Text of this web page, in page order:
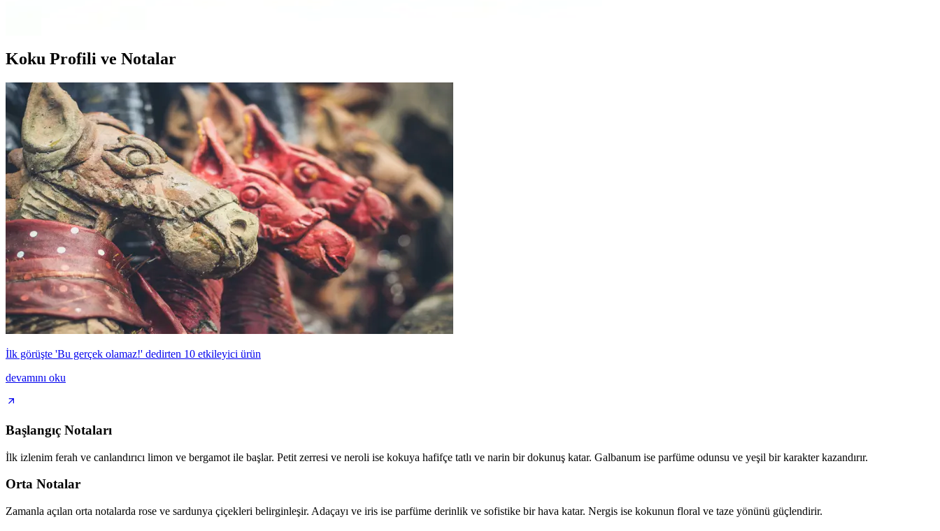
Koku Profili ve Notalar
İlk görüşte 'Bu gerçek olamaz!' dedirten 10 etkileyici ürün
devamını oku
Başlangıç Notaları
İlk izlenim ferah ve canlandırıcı limon ve bergamot ile başlar. Petit zerresi ve neroli ise kokuya hafifçe tatlı ve narin bir dokunuş katar. Galbanum ise parfüme odunsu ve yeşil bir karakter kazandırır.
Orta Notalar
Zamanla açılan orta notalarda rose ve sardunya çiçekleri belirginleşir. Adaçayı ve iris ise parfüme derinlik ve sofistike bir hava katar. Nergis ise kokunun floral ve taze yönünü güçlendirir.